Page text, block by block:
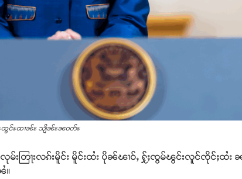
ၽႄႊထွင်ႊထၢၼ်ႊ သျိၼ်ႊၼဝတ်ႊ
) လုမ်းတြႃးလၵ်းမိူင်း မိူင်းထႆး ပိုၼ်ၽၢဝ်ႇ ႁႂ်ႈၸွမ်ၽွင်းလူင်ၸိုင်ႈထႆး
။